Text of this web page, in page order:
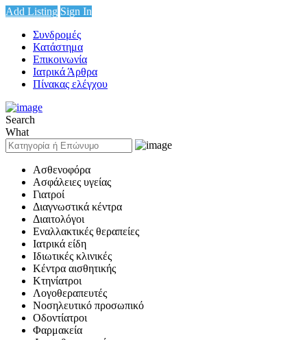
Add Listing Sign In
Συνδρομές
Κατάστημα
Επικοινωνία
Ιατρικά Άρθρα
Πίνακας ελέγχου
Search
What
Ασθενοφόρα
Ασφάλειες υγείας
Γιατροί
Διαγνωστικά κέντρα
Διαιτολόγοι
Εναλλακτικές θεραπείες
Ιατρικά είδη
Ιδιωτικές κλινικές
Κέντρα αισθητικής
Κτηνίατροι
Λογοθεραπευτές
Νοσηλευτικό προσωπικό
Οδοντίατροι
Φαρμακεία